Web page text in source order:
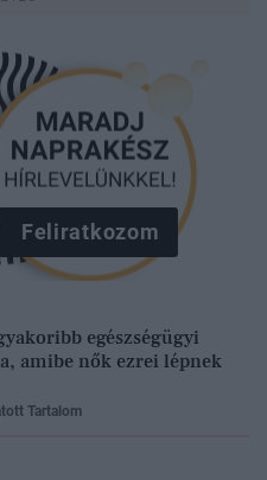
Feliratkozom
egészségügyi
amibe nők ezrei lépnek
Tartalom